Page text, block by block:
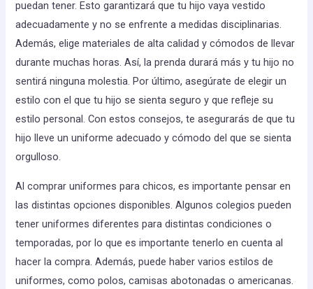
puedan tener. Esto garantizará que tu hijo vaya vestido
adecuadamente y no se enfrente a medidas disciplinarias.
Además, elige materiales de alta calidad y cómodos de llevar
durante muchas horas. Así, la prenda durará más y tu hijo no
sentirá ninguna molestia. Por último, asegúrate de elegir un
estilo con el que tu hijo se sienta seguro y que refleje su
estilo personal. Con estos consejos, te asegurarás de que tu
hijo lleve un uniforme adecuado y cómodo del que se sienta
orgulloso.
Al comprar uniformes para chicos, es importante pensar en
las distintas opciones disponibles. Algunos colegios pueden
tener uniformes diferentes para distintas condiciones o
temporadas, por lo que es importante tenerlo en cuenta al
hacer la compra. Además, puede haber varios estilos de
uniformes, como polos, camisas abotonadas o americanas.